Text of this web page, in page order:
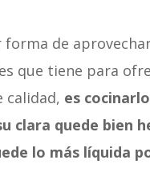
forma de
que tiene para
calidad, es
clara quede bien
lo más líquida